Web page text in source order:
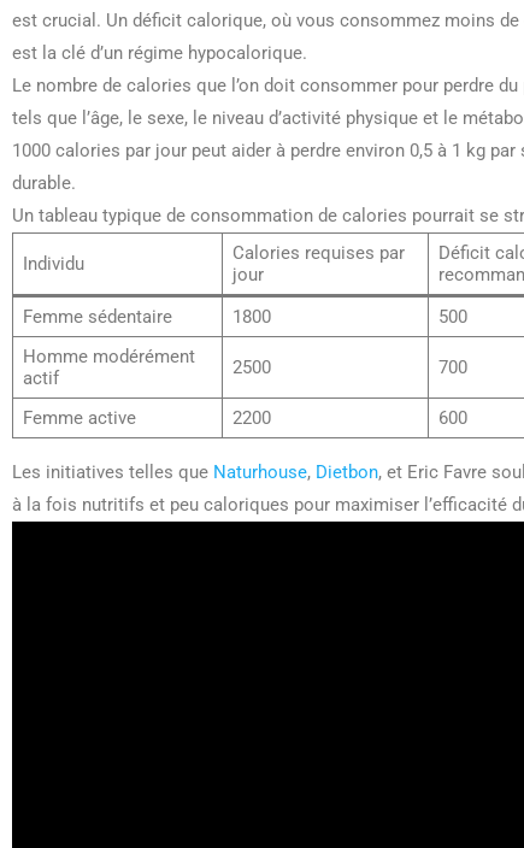
est crucial. Un déficit calorique, où vous consommez moins de
est la clé d’un régime hypocalorique.
Le nombre de calories que l’on doit consommer pour perdre
tels que l’âge, le sexe, le niveau d’activité physique et le
1000 calories par jour peut aider à perdre environ 0,5 à 1 kg
durable.
Un tableau typique de consommation de calories pourrait se
Individu
Calories requises par
jour
Déficit
Femme sédentaire
1800 500
Homme modérément
actif
2500 700
Femme active 2200 600
Les initiatives telles que Naturhouse, Dietbon, et Eric Favre
à la fois nutritifs et peu caloriques pour maximiser l’efficacité